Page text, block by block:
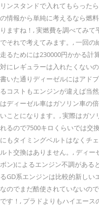
リンスタンドで入れてもらった
の情報から単純に考えるなら燃
りますね！, 実燃費を調べてみ
でそれで考えてみます。, 一回の
走るためには230000円かかる計
対にレギュラーは入れたくない
書いた通りディーゼルにはアド
るコストもエンジンが違えば当
はディーゼル車はガソリン車の
いことになります。, 実際はガ
れるので7500キロくらいでは交
にもタイミングベルトはなくチ
ルト交換はありません。, ディー
ボン)によるエンジン不調がある
るGD系エンジンは比較的新し
なのでまだ酷使されていないの
です！, プラドよりもハイエー